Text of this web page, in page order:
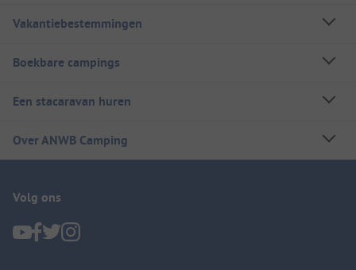
Vakantiebestemmingen
Boekbare campings
Een stacaravan huren
Over ANWB Camping
Volg ons